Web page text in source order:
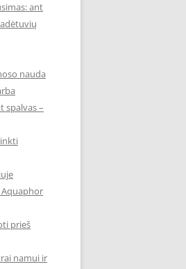
ant
nauda
spalvas –
prieš
namui ir